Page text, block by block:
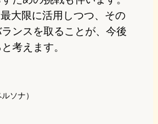
大限に活用しつつ、その
ンスを取ることが、今後
考えます。
ソナ）